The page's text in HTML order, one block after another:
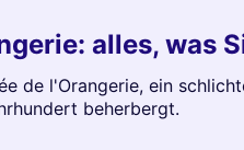
alles, was
de l'Orangerie, ein
beherbergt.